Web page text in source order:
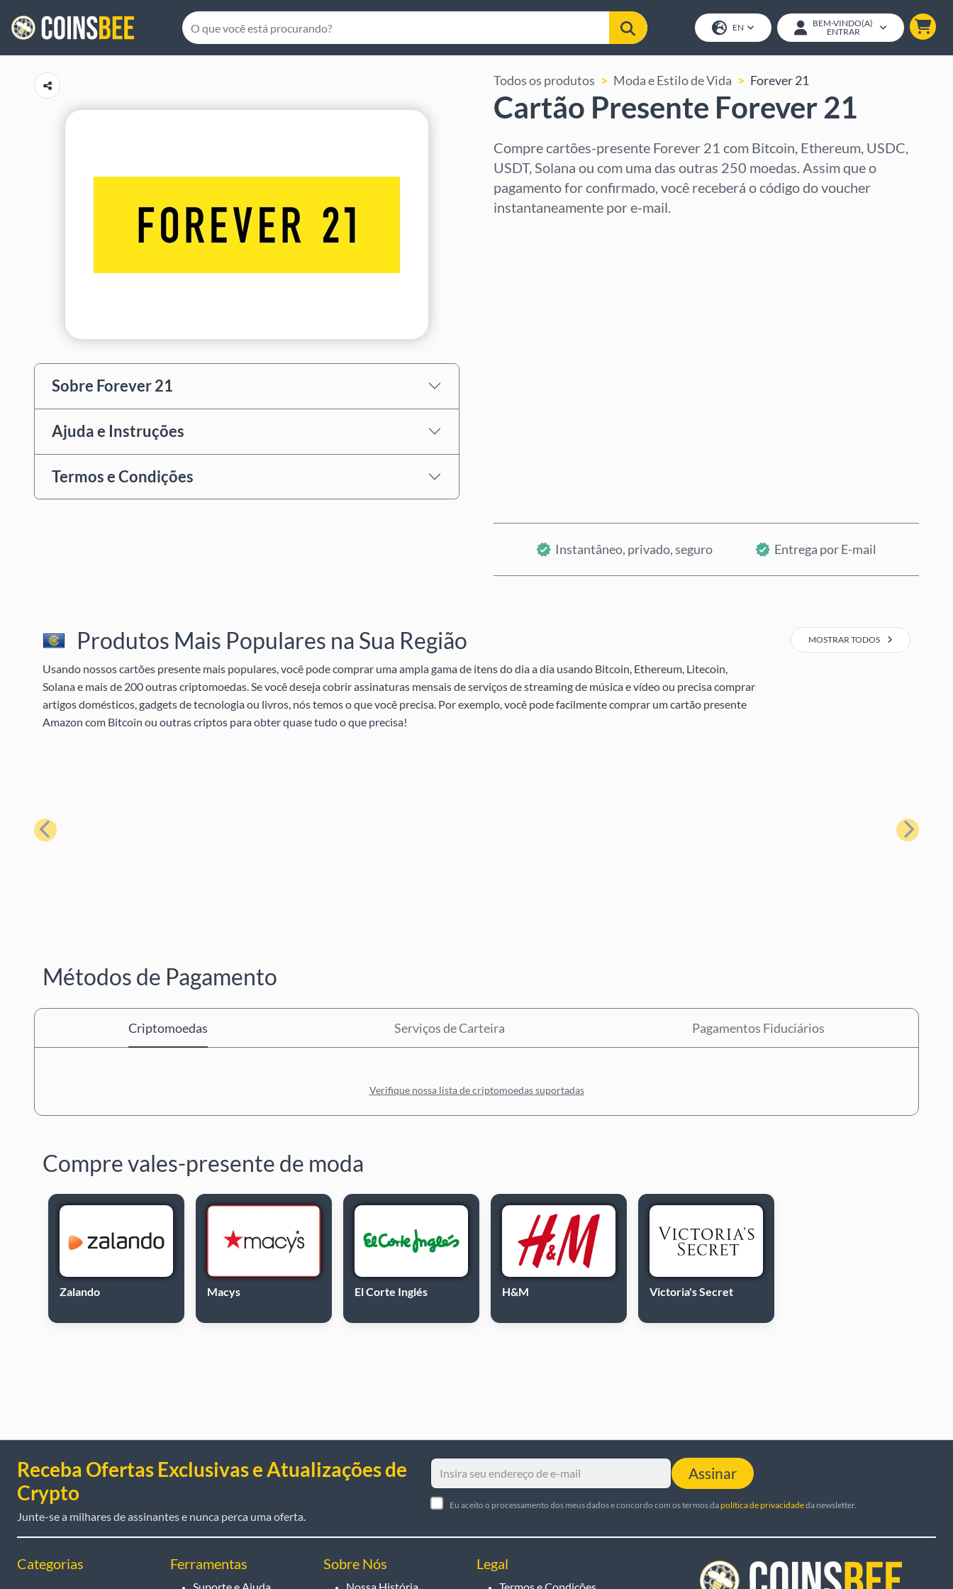
EN
BEM-VINDO(A)
ENTRAR
Sobre Forever 21
Ajuda e Instruções
Termos e Condições
Todos os produtos Moda e Estilo de Vida Forever 21
Cartão Presente Forever 21
Compre cartões-presente Forever 21 com Bitcoin, Ethereum, USDC,
USDT, Solana ou com uma das outras 250 moedas. Assim que o
pagamento for confirmado, você receberá o código do voucher
instantaneamente por e-mail.
Instantâneo, privado, seguro Entrega por E-mail
Produtos Mais Populares na Sua Região
Usando nossos cartões presente mais populares, você pode comprar uma ampla gama de itens do dia a dia usando Bitcoin, Ethereum, Litecoin,
Solana e mais de 200 outras criptomoedas. Se você deseja cobrir assinaturas mensais de serviços de streaming de música e vídeo ou precisa comprar
artigos domésticos, gadgets de tecnologia ou livros, nós temos o que você precisa. Por exemplo, você pode facilmente comprar um cartão presente
Amazon com Bitcoin ou outras criptos para obter quase tudo o que precisa!
MOSTRAR TODOS
Anterior Próximo
Métodos de Pagamento
Criptomoedas Serviços de Carteira Pagamentos Fiduciários
Verifique nossa lista de criptomoedas suportadas
Compre vales-presente de moda
Zalando Macys El Corte Inglés H&M Victoria's Secret
Receba Ofertas Exclusivas e Atualizações de
Crypto
Junte-se a milhares de assinantes e nunca perca uma oferta.
Assinar
Eu aceito o processamento dos meus dados e concordo com os termos dapolítica de privacidadeda newsletter.
Categorias Ferramentas
Suporte e Ajuda
Sobre Nós
Nossa História
Legal
Termos e Condições